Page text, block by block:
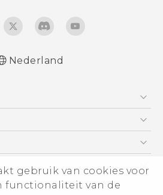
gebruik van cookies voor
functionaliteit van de
voorschriften
Benutzerhandbuch
zur Sicherheit und
Bestimmungen
Nederland